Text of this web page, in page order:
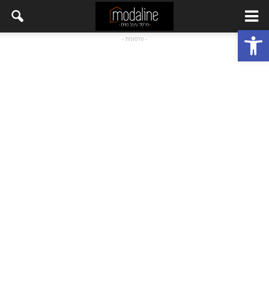
פתח סרגל נגישות - פרסומת -